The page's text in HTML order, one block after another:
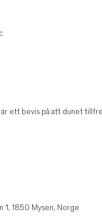
ett bevis på att dunet
1850 Mysen, Norge